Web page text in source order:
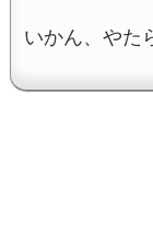
いかん、やた